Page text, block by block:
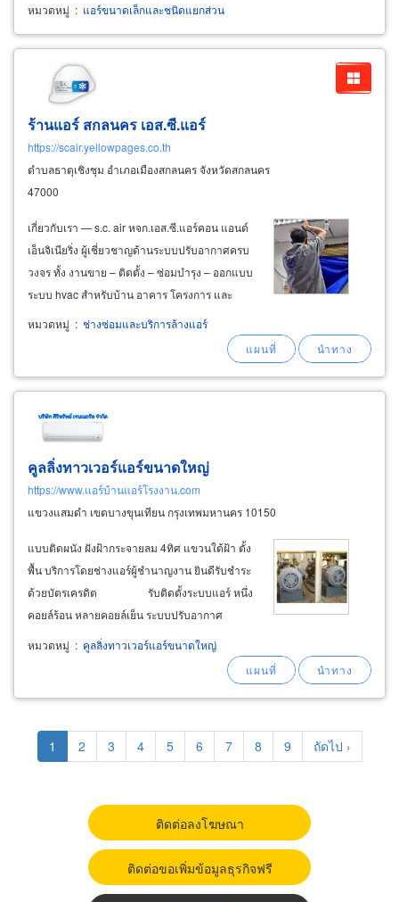
หมวดหมู่ : แอร์ขนาดเล็กและชนิดแยกส่วน
ร้านแอร์ สกลนคร เอส.ซี.แอร์
https://scair.yellowpages.co.th
ตำบลธาตุเชิงชุม อำเภอเมืองสกลนคร จังหวัดสกลนคร
47000
เกี่ยวกับเรา — s.c. air หจก.เอส.ซี.แอร์คอน แอนด์
เอ็นจิเนียริ่ง ผู้เชี่ยวชาญด้านระบบปรับอากาศครบ
วงจร ทั้ง งานขาย – ติดตั้ง – ซ่อมบำรุง – ออกแบบ
ระบบ hvac สำหรับบ้าน อาคาร โครงการ และ
โรงงานอุตสาหกรรม เราคัดสรรแอร์คุณภาพจาก
, mitsubishi electric,
หมวดหมู่ : ช่างซ่อมและบริการล้างแอร์
คูลลิ่งทาวเวอร์แอร์ขนาดใหญ่
https://www.แอร์บ้านแอร์โรงงาน.com
แขวงแสมดำ เขตบางขุนเทียน กรุงเทพมหานคร 10150
แบบติดผนัง ฝังฝ้ากระจายลม 4ทิศ แขวนใต้ฝ้า ตั้ง
พื้น บริการโดยช่างแอร์ผู้ชำนาญงาน ยินดีรับชำระ
ด้วยบัตรเครดิต ​ รับติดตั้งระบบแอร์ หนึ่ง
คอยล์ร้อน หลายคอยล์เย็น ระบบปรับอากาศ
สำหรับอาคารร้านค้า 7-11 สำนักงาน อาคาร vrf
หมวดหมู่ : คูลลิ่งทาวเวอร์แอร์ขนาดใหญ่
Pagination
Current
page
1 Page
2 Page
3 Page
4 Page
5 Page
6 Page
7 Page
8 Page
9
Next
page
ถัดไป ›
ติดต่อลงโฆษณา
ติดต่อขอเพิ่มข้อมูลธุรกิจฟรี